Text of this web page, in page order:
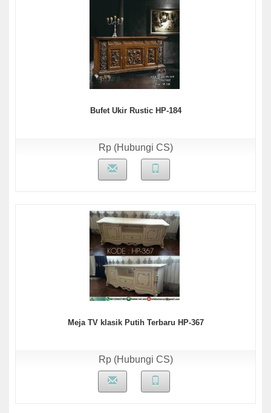
Bufet Ukir Rustic HP-184
Rp (Hubungi CS)
Meja TV klasik Putih Terbaru HP-367
Rp (Hubungi CS)